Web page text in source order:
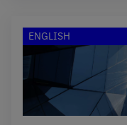
ENGLISH